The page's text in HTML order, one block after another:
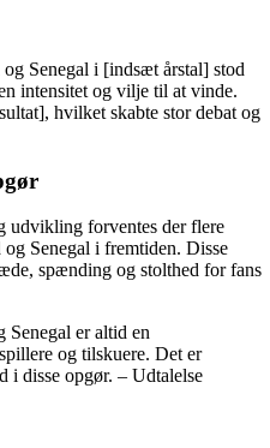
Senegal i [indsæt årstal] stod
intensitet og vilje til at vinde.
hvilket skabte stor debat og
udvikling forventes der flere
Senegal i fremtiden. Disse
spænding og stolthed for fans
Senegal er altid en
og tilskuere. Det er
i disse opgør. – Udtalelse